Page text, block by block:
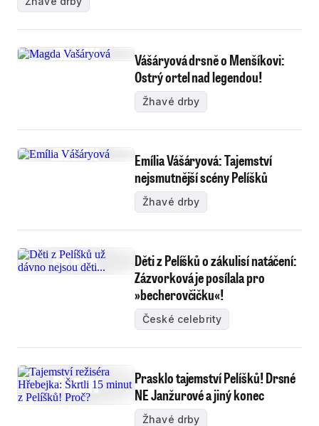
Vášáryová drsně o Menšíkovi:
Ostrý ortel nad legendou!
Žhavé drby
Emília Vášáryová: Tajemství
nejsmutnější scény Pelíšků
Žhavé drby
Děti z Pelíšků o zákulisí natáčení:
Zázvorková je posílala pro
»becherovčičku«!
České celebrity
Prasklo tajemství Pelíšků! Drsné
NE Janžurové a jiný konec
Žhavé drby